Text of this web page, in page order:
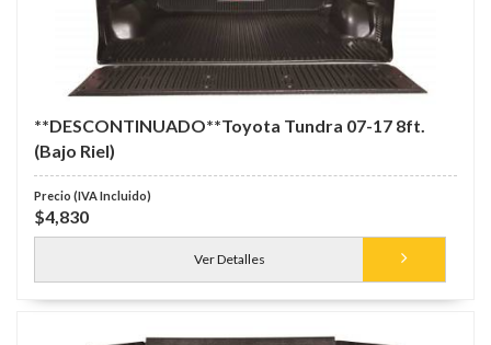
**DESCONTINUADO**Toyota Tundra 07-17 8ft.
(Bajo Riel)
$4,830
Ver Detalles